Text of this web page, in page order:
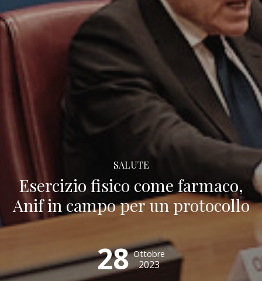
SALUTE
Esercizio fisico come farmaco,
Anif in campo per un protocollo
28 Ottobre
2023